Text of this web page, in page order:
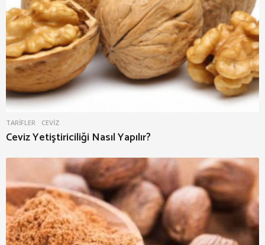
TARIFLER CEVIZ
Ceviz Yetiştiriciliği Nasıl Yapılır?